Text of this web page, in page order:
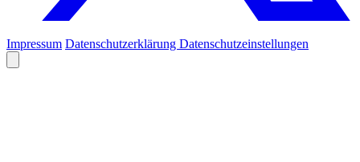
Impressum Datenschutzerklärung Datenschutzeinstellungen